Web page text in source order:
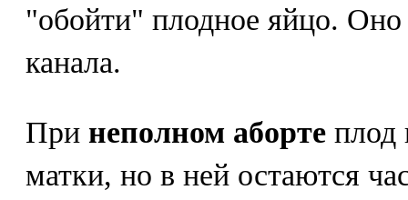
"обойти" плодное яйцо. Оно
канала.
При неполном аборте плод
матки, но в ней остаются